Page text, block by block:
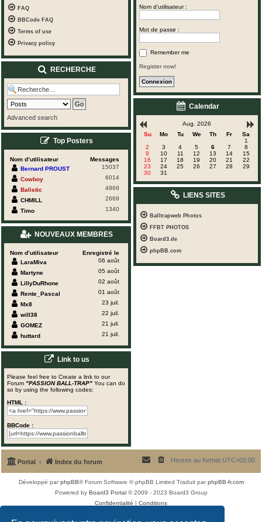
FAQ
BBCode FAQ
Terms of use
Privacy policy
RECHERCHE
Advanced search
Top Posters
Nom d’utilisateur
Messages
Bernard PROUST
15037
Cowboy
6014
Balistic
4969
CHMILL
2669
Timo
1340
NOUVEAUX MEMBRES
Nom d’utilisateur
Enregistré le
LaraMiva
06 août
Martyne
05 août
LillyDuRhone
02 août
Rente_Pascal
01 août
Mx8
23 juil.
will38
22 juil.
GOMEZ
21 juil.
huttard
21 juil.
Link to us
Please feel free to Create a link to our
Forum "PASSION BALL-TRAP" You can do
so by using the following codes:
HTML :
BBCode :
Nom d’utilisateur :
Mot de passe :
Remember me
Register now!
Calendar
Aug. 2026
Su
Mo Tu We Th Fr
Sa
1
2
3 4 5 6 7
8
9
10 11 12 13 14
15
16
17 18 19 20 21
22
23
24 25 26 27 28
29
30
31
LIENS SITES
Balltrapweb Photos
FFBT PHOTOS
Board3.de
phpBB.com
Portal Index du forum Heures au format UTC+02:00
Développé parphpBB® Forum Software © phpBB Limited Traduit parphpBB-fr.com
Powered by Board3 Portal© 2009 - 2023 Board3 Group
Confidentialité | Conditions